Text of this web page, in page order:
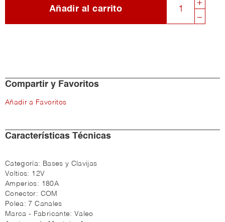
Añadir al carrito
Compartir y Favoritos
Añadir a Favoritos
Características Técnicas
Categoría: Bases y Clavijas
Voltios: 12V
Amperios: 180A
Conector: COM
Polea: 7 Canales
Marca - Fabricante: Valeo